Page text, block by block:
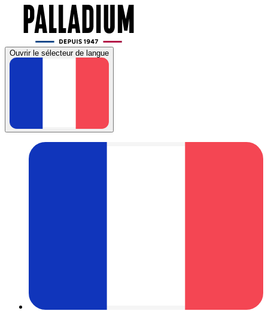
Ouvrir le sélecteur de langue